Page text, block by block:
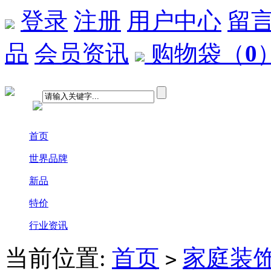
登录 注册 用户中心 留
品 会员资讯 购物袋 （0
首页
世界品牌
新品
特价
行业资讯
当前位置: 首页 > 家庭装